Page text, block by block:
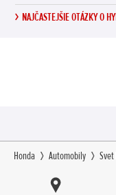
NAJČASTEJŠIE OTÁZKY O
Honda Automobily